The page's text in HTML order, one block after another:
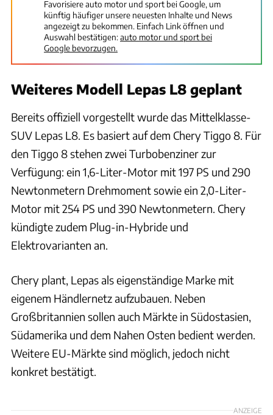
Favorisiere auto motor und sport bei Google, um
künftig häufiger unsere neuesten Inhalte und News
angezeigt zu bekommen. Einfach Link öffnen und
Auswahl bestätigen:auto motor und sport bei
Google bevorzugen.
Weiteres Modell Lepas L8 geplant
Bereits offiziell vorgestellt wurde das Mittelklasse-
SUV Lepas L8. Es basiert auf dem Chery Tiggo 8. Für
den Tiggo 8 stehen zwei Turbobenziner zur
Verfügung: ein 1,6-Liter-Motor mit 197 PS und 290
Newtonmetern Drehmoment sowie ein 2,0-Liter-
Motor mit 254 PS und 390 Newtonmetern. Chery
kündigte zudem Plug-in-Hybride und
Elektrovarianten an.
Chery plant, Lepas als eigenständige Marke mit
eigenem Händlernetz aufzubauen. Neben
Großbritannien sollen auch Märkte in Südostasien,
Südamerika und dem Nahen Osten bedient werden.
Weitere EU-Märkte sind möglich, jedoch nicht
konkret bestätigt.
ANZEIGE